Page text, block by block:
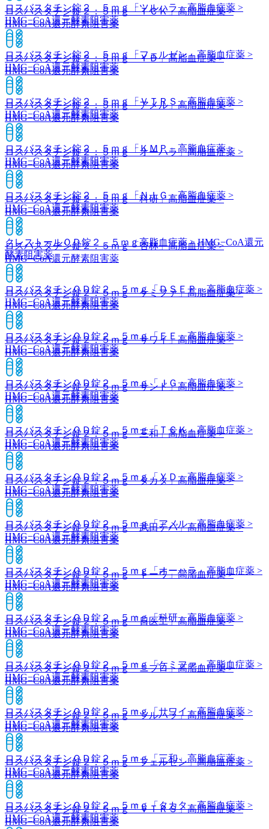
ロスバスタチン錠２．５ｍｇ「ツルハラ」高脂血症薬 >
HMG−CoA還元酵素阻害薬
ロスバスタチン錠２．５ｍｇ「フェルゼン」高脂血症薬 >
HMG−CoA還元酵素阻害薬
ロスバスタチン錠２．５ｍｇ「ＶＴＲＳ」高脂血症薬 >
HMG−CoA還元酵素阻害薬
ロスバスタチン錠２．５ｍｇ「ＫＭＰ」高脂血症薬 >
HMG−CoA還元酵素阻害薬
ロスバスタチン錠２．５ｍｇ「ＮＩＧ」高脂血症薬 >
HMG−CoA還元酵素阻害薬
クレストールＯＤ錠２．５ｍｇ高脂血症薬 > HMG−CoA還元
酵素阻害薬
ロスバスタチンＯＤ錠２．５ｍｇ「ＤＳＥＰ」高脂血症薬 >
HMG−CoA還元酵素阻害薬
ロスバスタチンＯＤ錠２．５ｍｇ「ＥＥ」高脂血症薬 >
HMG−CoA還元酵素阻害薬
ロスバスタチンＯＤ錠２．５ｍｇ「ＪＧ」高脂血症薬 >
HMG−CoA還元酵素阻害薬
ロスバスタチンＯＤ錠２．５ｍｇ「ＴＣＫ」高脂血症薬 >
HMG−CoA還元酵素阻害薬
ロスバスタチンＯＤ錠２．５ｍｇ「ＹＤ」高脂血症薬 >
HMG−CoA還元酵素阻害薬
ロスバスタチンＯＤ錠２．５ｍｇ「アメル」高脂血症薬 >
HMG−CoA還元酵素阻害薬
ロスバスタチンＯＤ錠２．５ｍｇ「オーハラ」高脂血症薬 >
HMG−CoA還元酵素阻害薬
ロスバスタチンＯＤ錠２．５ｍｇ「科研」高脂血症薬 >
HMG−CoA還元酵素阻害薬
ロスバスタチンＯＤ錠２．５ｍｇ「ケミファ」高脂血症薬 >
HMG−CoA還元酵素阻害薬
ロスバスタチンＯＤ錠２．５ｍｇ「サワイ」高脂血症薬 >
HMG−CoA還元酵素阻害薬
ロスバスタチンＯＤ錠２．５ｍｇ「三和」高脂血症薬 >
HMG−CoA還元酵素阻害薬
ロスバスタチンＯＤ錠２．５ｍｇ「タカタ」高脂血症薬 >
HMG−CoA還元酵素阻害薬
ロスバスタチン錠２．５ｍｇ「ＴＣＫ」高脂血症薬 >
HMG−CoA還元酵素阻害薬
ロスバスタチン錠２．５ｍｇ「ＹＤ」高脂血症薬 >
HMG−CoA還元酵素阻害薬
ロスバスタチン錠２．５ｍｇ「アメル」高脂血症薬 >
HMG−CoA還元酵素阻害薬
ロスバスタチン錠２．５ｍｇ「オーハラ」高脂血症薬 >
HMG−CoA還元酵素阻害薬
ロスバスタチン錠２．５ｍｇ「科研」高脂血症薬 >
HMG−CoA還元酵素阻害薬
ロスバスタチン錠２．５ｍｇ「杏林」高脂血症薬 >
HMG−CoA還元酵素阻害薬
ロスバスタチン錠２．５ｍｇ「ケミファ」高脂血症薬 >
HMG−CoA還元酵素阻害薬
ロスバスタチン錠２．５ｍｇ「サワイ」高脂血症薬 >
HMG−CoA還元酵素阻害薬
ロスバスタチン錠２．５ｍｇ「サンド」高脂血症薬 >
HMG−CoA還元酵素阻害薬
ロスバスタチン錠２．５ｍｇ「三和」高脂血症薬 >
HMG−CoA還元酵素阻害薬
ロスバスタチン錠２．５ｍｇ「タカタ」高脂血症薬 >
HMG−CoA還元酵素阻害薬
ロスバスタチン錠２．５ｍｇ「武田テバ」高脂血症薬 >
HMG−CoA還元酵素阻害薬
ロスバスタチン錠２．５ｍｇ「トーワ」高脂血症薬 >
HMG−CoA還元酵素阻害薬
ロスバスタチン錠２．５ｍｇ「日医工」高脂血症薬 >
HMG−CoA還元酵素阻害薬
ロスバスタチン錠２．５ｍｇ「ニプロ」高脂血症薬 >
HMG−CoA還元酵素阻害薬
ロスバスタチン錠２．５ｍｇ「ツルハラ」高脂血症薬 >
HMG−CoA還元酵素阻害薬
ロスバスタチン錠２．５ｍｇ「フェルゼン」高脂血症薬 >
HMG−CoA還元酵素阻害薬
ロスバスタチン錠２．５ｍｇ「ＶＴＲＳ」高脂血症薬 >
HMG−CoA還元酵素阻害薬